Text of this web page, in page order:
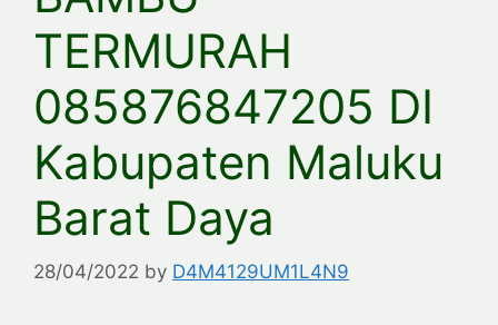
TERMURAH
085876847205 DI
Kabupaten Maluku
Barat Daya
28/04/2022 by D4M4129UM1L4N9